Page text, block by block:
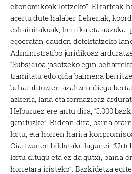
ekonomikoak lortzeko”. Elkarteak
agertu dute halaber. Lehenak,
eskainitakoak, herrika eta auzoka
egoeratan dauden detektatzeko
Administratibo juridikoaz
“Subsidioa jasotzeko egin
tramitatu edo gida baimena
behar dituzten azaltzen diegu
azkena, lana eta formazioaz
Helburuez ere aritu dira, “3.000
genituzke”. Bidean dira, baina
lortu, eta horren harira
Oiartzunen bildutako lagunei:
lortu ditugu eta ez da gutxi, baina
horietara iristeko”. Bazkidetza